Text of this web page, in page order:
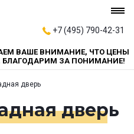
+7 (495) 790-42-31
ВАШЕ ВНИМАНИЕ, ЧТО ЦЕНЫ
БЛАГОДАРИМ ЗА ПОНИМАНИЕ!
дверь
дверь